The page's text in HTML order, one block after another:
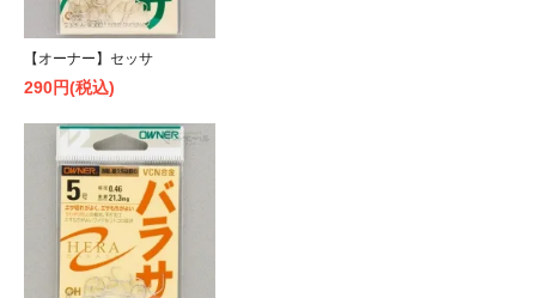
【オーナー】セッサ
290円(税込)